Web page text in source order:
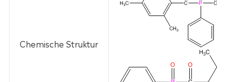
Chemische Struktur